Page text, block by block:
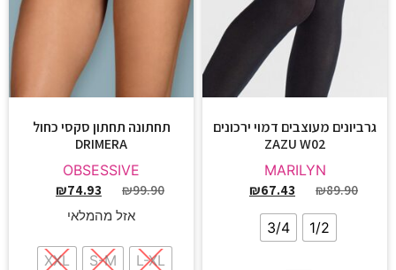
גרביונים מעוצבים דמוי ירכונים
ZAZU W02
MARILYN
₪89.90
₪67.43
1/2
3/4
תחתונה תחתון סקסי כחול
DRIMERA
OBSESSIVE
₪99.90
₪74.93
אזל מהמלאי
L-XL
S-M
XXL